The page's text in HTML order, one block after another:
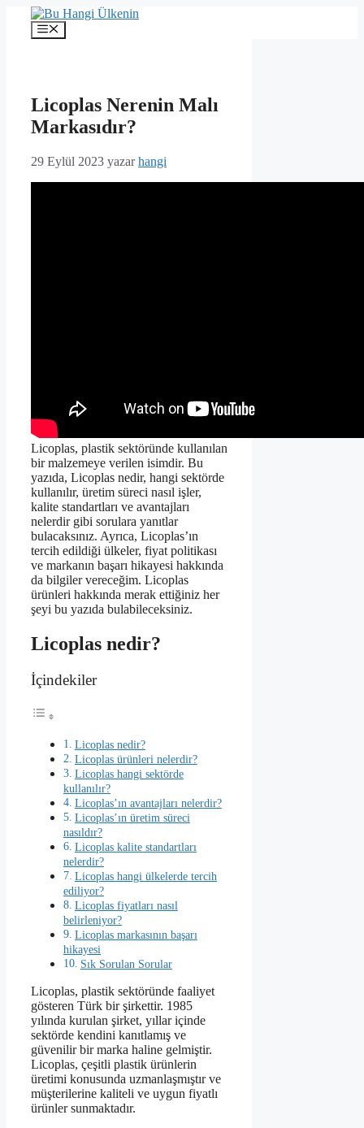
İçeriğe
Menü
Licoplas Nerenin Malı
Markasıdır?
29 Eylül 2023 yazarhangi
Licoplas, plastik sektöründe kullanılan
bir malzemeye verilen isimdir. Bu
yazıda, Licoplas nedir, hangi sektörde
kullanılır, üretim süreci nasıl işler,
kalite standartları ve avantajları
nelerdir gibi sorulara yanıtlar
bulacaksınız. Ayrıca, Licoplas’ın
tercih edildiği ülkeler, fiyat politikası
ve markanın başarı hikayesi hakkında
da bilgiler vereceğim. Licoplas
ürünleri hakkında merak ettiğiniz her
şeyi bu yazıda bulabileceksiniz.
Licoplas nedir?
İçindekiler
Licoplas nedir?
Licoplas ürünleri nelerdir?
Licoplas hangi sektörde
kullanılır?
Licoplas’ın avantajları nelerdir?
Licoplas’ın üretim süreci
nasıldır?
Licoplas kalite standartları
nelerdir?
Licoplas hangi ülkelerde tercih
ediliyor?
Licoplas fiyatları nasıl
belirleniyor?
Licoplas markasının başarı
hikayesi
Sık Sorulan Sorular
Licoplas, plastik sektöründe faaliyet
gösteren Türk bir şirkettir. 1985
yılında kurulan şirket, yıllar içinde
sektörde kendini kanıtlamış ve
güvenilir bir marka haline gelmiştir.
Licoplas, çeşitli plastik ürünlerin
üretimi konusunda uzmanlaşmıştır ve
müşterilerine kaliteli ve uygun fiyatlı
ürünler sunmaktadır.